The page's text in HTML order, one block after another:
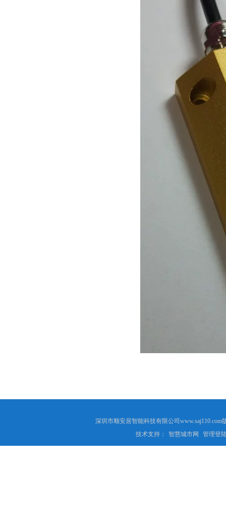
深圳市顺安居智能科技有限公司
技术支持：
智慧城市网 管理登